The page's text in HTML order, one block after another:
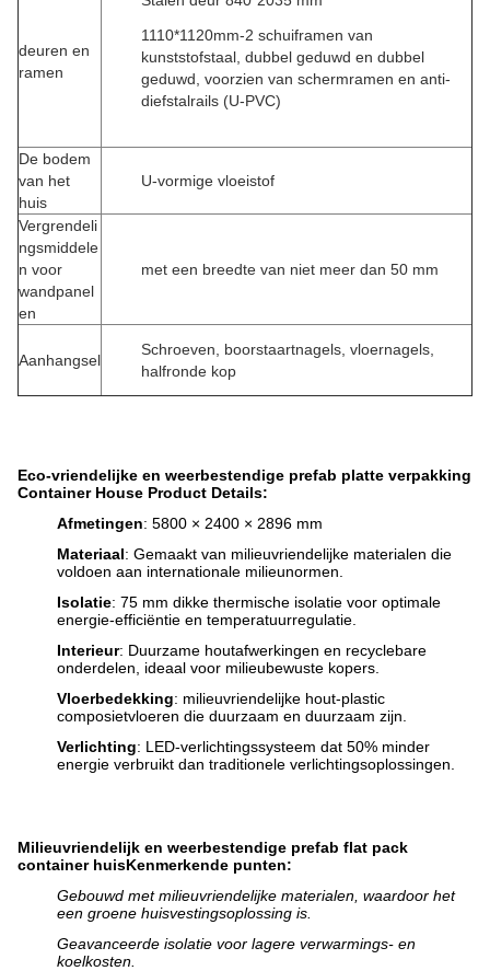
deuren en
ramen
1110*1120mm-2 schuiframen van
kunststofstaal, dubbel geduwd en dubbel
geduwd, voorzien van schermramen en anti-
diefstalrails (U-PVC)
De bodem
van het
huis
U-vormige vloeistof
Vergrendeli
ngsmiddele
n voor
wandpanel
en
met een breedte van niet meer dan 50 mm
Aanhangsel
Schroeven, boorstaartnagels, vloernagels,
halfronde kop
Eco-vriendelijke en weerbestendige prefab platte verpakking
Container House Product Details:
Afmetingen: 5800 × 2400 × 2896 mm
Materiaal: Gemaakt van milieuvriendelijke materialen die
voldoen aan internationale milieunormen.
Isolatie: 75 mm dikke thermische isolatie voor optimale
energie-efficiëntie en temperatuurregulatie.
Interieur: Duurzame houtafwerkingen en recyclebare
onderdelen, ideaal voor milieubewuste kopers.
Vloerbedekking: milieuvriendelijke hout-plastic
composietvloeren die duurzaam en duurzaam zijn.
Verlichting: LED-verlichtingssysteem dat 50% minder
energie verbruikt dan traditionele verlichtingsoplossingen.
Milieuvriendelijk en weerbestendige prefab flat pack
container huisKenmerkende punten:
Gebouwd met milieuvriendelijke materialen, waardoor het
een groene huisvestingsoplossing is.
Geavanceerde isolatie voor lagere verwarmings- en
koelkosten.